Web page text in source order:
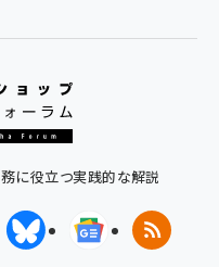
に役立つ実践的な解説
ックス)BlueskyGoogleニュ
RSS